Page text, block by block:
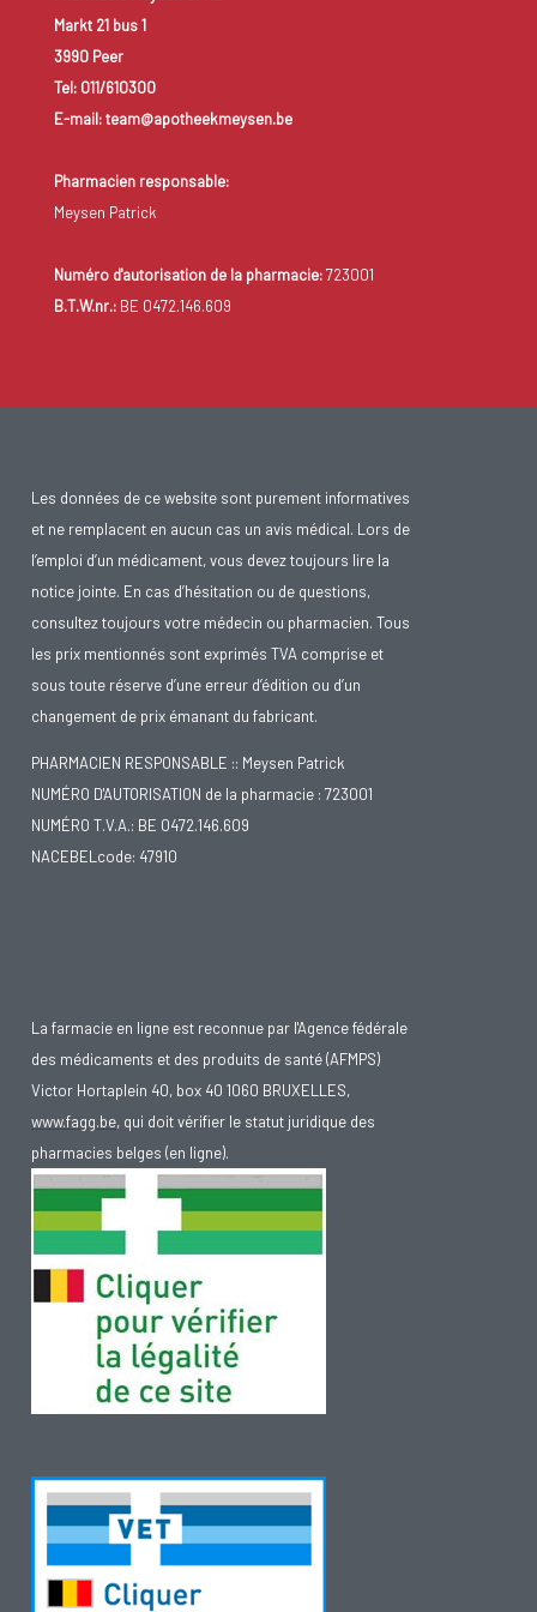
pression d'air trop faible dans la gorge lors de
l’inhalation.
Markt 21 bus 1
3990 Peer
Tel: 011/610300
E-mail: team@apotheekmeysen.be
Pharmacien responsable:
Meysen Patrick
Numéro d'autorisation de la pharmacie:723001
B.T.W.nr.:BE 0472.146.609
Les données de ce website sont purement informatives
et ne remplacent en aucun cas un avis médical. Lors de
l’emploi d’un médicament, vous devez toujours lire la
notice jointe. En cas d’hésitation ou de questions,
consultez toujours votre médecin ou pharmacien. Tous
les prix mentionnés sont exprimés TVA comprise et
sous toute réserve d’une erreur d’édition ou d’un
changement de prix émanant du fabricant.
PHARMACIEN RESPONSABLE :: Meysen Patrick
NUMÉRO D'AUTORISATION de la pharmacie : 723001
NUMÉRO T.V.A.: BE 0472.146.609
NACEBELcode: 47910
La farmacie en ligne est reconnue par l'Agence fédérale
des médicaments et des produits de santé (AFMPS)
Victor Hortaplein 40, box 40 1060 BRUXELLES,
www.fagg.be, qui doit vérifier le statut juridique des
pharmacies belges (en ligne).